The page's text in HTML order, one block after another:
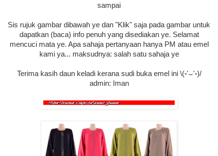
sampai
Sis rujuk gambar dibawah ye dan "Klik" saja pada gambar untuk
dapatkan (baca) info penuh yang disediakan ye. Selamat
mencuci mata ye. Apa sahaja pertanyaan hanya PM atau emel
kami ya... maksudnya: salah satu sahaja ye
Terima kasih daun keladi kerana sudi buka emel ini \(◦'⌣'◦)/
admin: Iman